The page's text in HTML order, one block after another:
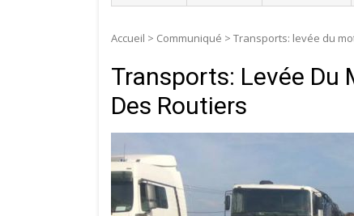
Accueil > Communiqué > Transports: levée du
Transports: Levée Du
Des Routiers